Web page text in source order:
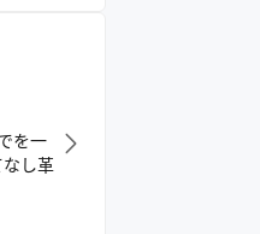
を一
し革